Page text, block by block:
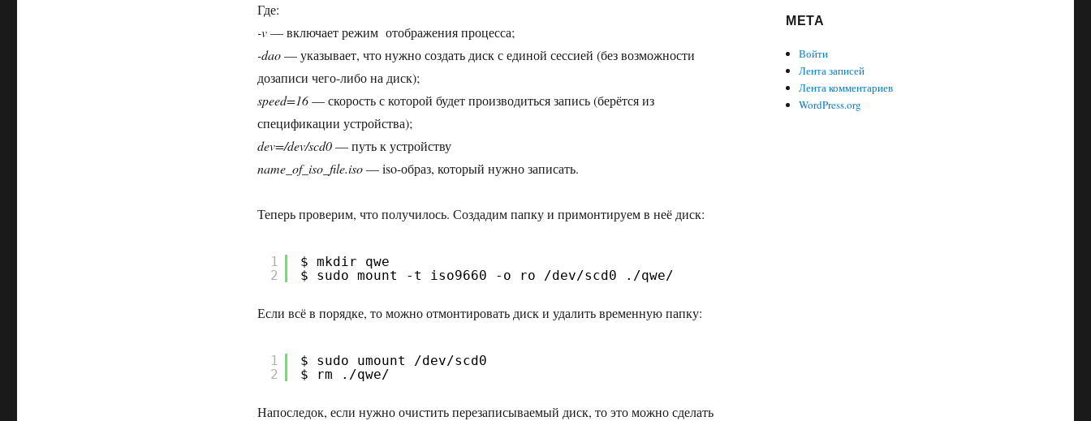
Где:
-v— включает режим отображения процесса;
-dao— указывает, что нужно создать диск с единой сессией (без возможности
дозаписи чего-либо на диск);
speed=16— скорость с которой будет производиться запись (берётся из
спецификации устройства);
dev=/dev/scd0— путь к устройству
name_of_iso_file.iso— iso-образ, который нужно записать.
Теперь проверим, что получилось. Создадим папку и примонтируем в неё диск:
1
2
$ mkdir qwe
$ sudo mount -t iso9660 -o ro /dev/scd0 ./qwe/
Если всё в порядке, то можно отмонтировать диск и удалить временную папку:
1
2
$ sudo umount /dev/scd0
$ rm ./qwe/
Напоследок, если нужно очистить перезаписываемый диск, то это можно сделать
МЕТА
Войти
Лента записей
Лента комментариев
WordPress.org